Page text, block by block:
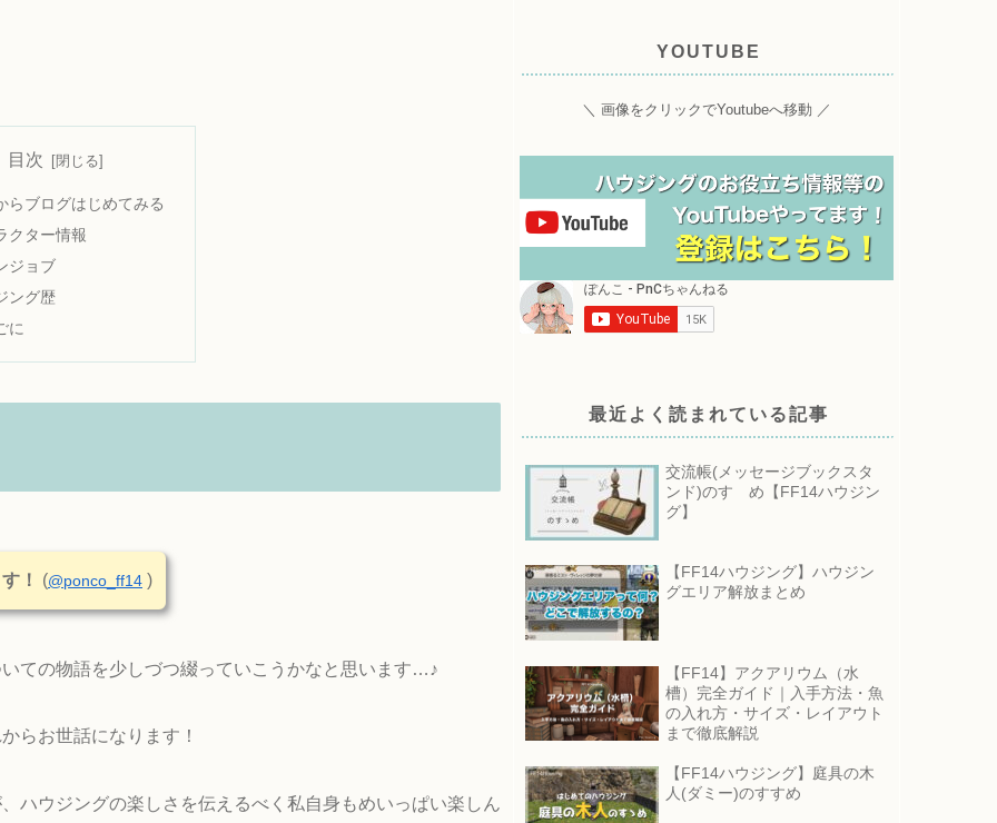
目次
らブログはじめてみる
クター情報
ジョブ
ング歴
に
！ (@ponco_ff14 )
ての物語を少しづつ綴っていこうかなと思います…♪
らお世話になります！
ハウジングの楽しさを伝えるべく私自身もめいっぱい楽しん
YOUTUBE
＼ 画像をクリックでYoutubeへ移動 ／
最近よく読まれている記事
交流帳(メッセージブックスタ
ンド)のすゝめ【FF14ハウジン
グ】
【FF14ハウジング】ハウジン
グエリア解放まとめ
【FF14】アクアリウム（水
槽）完全ガイド｜入手方法・魚
の入れ方・サイズ・レイアウト
まで徹底解説
【FF14ハウジング】庭具の木
人(ダミー)のすすめ